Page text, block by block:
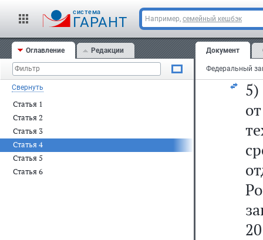
cистема
ГАРАНТ Например, семейный кешбэк
Оглавление Редакции
Свернуть
Статья 1
Статья 2
Статья 3
Статья 4
Статья 5
Статья 6
Документ
5)